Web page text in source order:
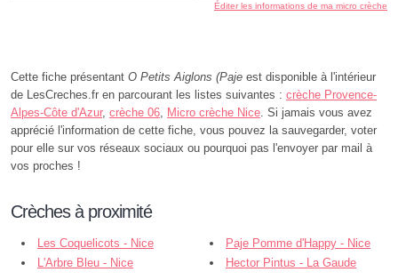
Éditer les informations de ma micro crèche
Cette fiche présentant O Petits Aiglons (Paje est disponible à l'intérieur
de LesCreches.fr en parcourant les listes suivantes : crèche Provence-
Alpes-Côte d'Azur, crèche 06, Micro crèche Nice. Si jamais vous avez
apprécié l'information de cette fiche, vous pouvez la sauvegarder, voter
pour elle sur vos réseaux sociaux ou pourquoi pas l'envoyer par mail à
vos proches !
Crèches à proximité
Les Coquelicots - Nice
Paje Pomme d'Happy - Nice
L'Arbre Bleu - Nice
Hector Pintus - La Gaude